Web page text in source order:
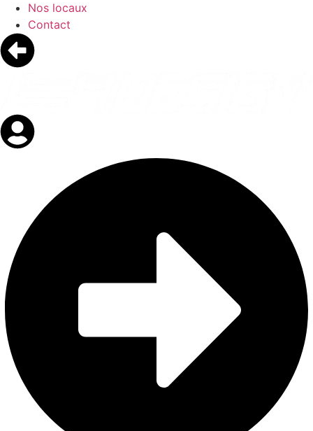
Nos locaux
Contact